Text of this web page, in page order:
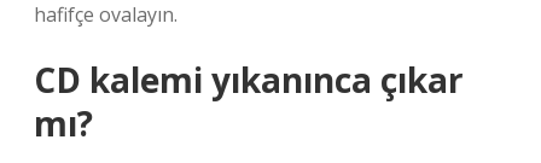
hafifçe ovalayın.
CD kalemi yıkanınca çıkar
mı?